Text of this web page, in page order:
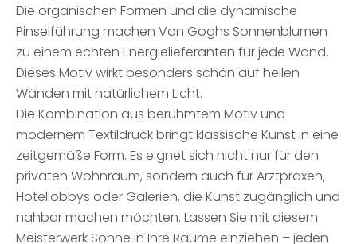
Die organischen Formen und die dynamische
Pinselführung machen Van Goghs Sonnenblumen
zu einem echten Energielieferanten für jede Wand.
Dieses Motiv wirkt besonders schön auf hellen
Wänden mit natürlichem Licht.
Die Kombination aus berühmtem Motiv und
modernem Textildruck bringt klassische Kunst in eine
zeitgemäße Form. Es eignet sich nicht nur für den
privaten Wohnraum, sondern auch für Arztpraxen,
Hotellobbys oder Galerien, die Kunst zugänglich und
nahbar machen möchten. Lassen Sie mit diesem
Meisterwerk Sonne in Ihre Räume einziehen – jeden